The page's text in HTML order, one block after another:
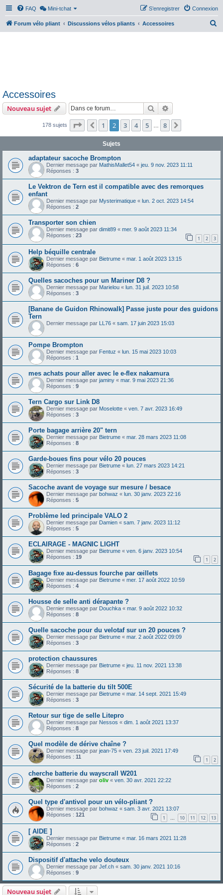
FAQ Mini-tchat Connexion
S’enregistrer
Forum vélo pliant Discussions vélos pliants Accessoires
Accessoires
Nouveau sujet Rechercher
178 sujets Page sur8
Précédente
1 2 3 4 5 8
Sujets
adaptateur sacoche Brompton
Dernier message par MathisMallet54 « jeu. 9 nov. 2023 11:11
Réponses : 3
Le Vektron de Tern est il compatible avec des remorques
enfant
Dernier message par Mysterimatique « lun. 2 oct. 2023 14:54
Réponses : 2
Transporter son chien
Dernier message par dimit89 « mer. 9 août 2023 11:34
Réponses : 23 1 2 3
Help béquille centrale
Dernier message par Bietrume « mar. 1 août 2023 13:15
Réponses : 6
Quelles sacoches pour un Mariner D8 ?
Dernier message par Marielou « lun. 31 juil. 2023 10:58
Réponses : 3
[Banane de Guidon Rhinowalk] Passe juste pour des guidons
Tern
Dernier message par LL76 « sam. 17 juin 2023 15:03
Pompe Brompton
Dernier message par Fentuz « lun. 15 mai 2023 10:03
Réponses : 1
mes achats pour aller avec le e-flex nakamura
Dernier message par jaminy « mar. 9 mai 2023 21:36
Réponses : 9
Tern Cargo sur Link D8
Dernier message par Moselotte « ven. 7 avr. 2023 16:49
Réponses : 3
Porte bagage arrière 20" tern
Dernier message par Bietrume « mar. 28 mars 2023 11:08
Réponses : 8
Garde-boues fins pour vélo 20 pouces
Dernier message par Bietrume « lun. 27 mars 2023 14:21
Réponses : 3
Sacoche avant de voyage sur mesure / besace
Dernier message par bohwaz « lun. 30 janv. 2023 22:16
Réponses : 5
Problème led principale VALO 2
Dernier message par Damien « sam. 7 janv. 2023 11:12
Réponses : 5
ECLAIRAGE - MAGNIC LIGHT
Dernier message par Bietrume « ven. 6 janv. 2023 10:54
Réponses : 19 1 2
Bagage fixe au-dessus fourche par œillets
Dernier message par Bietrume « mer. 17 août 2022 10:59
Réponses : 4
Housse de selle anti dérapante ?
Dernier message par Douchka « mar. 9 août 2022 10:32
Réponses : 8
Quelle sacoche pour du velotaf sur un 20 pouces ?
Dernier message par Bietrume « mar. 2 août 2022 09:09
Réponses : 3
protection chaussures
Dernier message par Bietrume « jeu. 11 nov. 2021 13:38
Réponses : 8
Sécurité de la batterie du tilt 500E
Dernier message par Bietrume « mar. 14 sept. 2021 15:49
Réponses : 3
Retour sur tige de selle Litepro
Dernier message par Nessos « dim. 1 août 2021 13:37
Réponses : 8
Quel modèle de dérive chaîne ?
Dernier message par jean-75 « ven. 23 juil. 2021 17:49
Réponses : 11 1 2
cherche batterie du wayscrall W201
Dernier message par oliv « ven. 30 avr. 2021 22:22
Réponses : 2
Quel type d'antivol pour un vélo-pliant ?
Dernier message par bohwaz « sam. 3 avr. 2021 13:07
Réponses : 121 1 … 10 11 12 13
[ AIDE ]
Dernier message par Bietrume « mar. 16 mars 2021 11:28
Réponses : 2
Dispositif d'attache velo douteux
Dernier message par Jef.ch « sam. 30 janv. 2021 10:16
Réponses : 9
Nouveau sujet